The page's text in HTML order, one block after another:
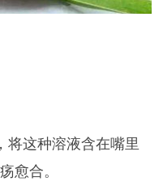
将这种溶液含在嘴里
愈合。